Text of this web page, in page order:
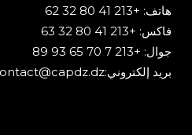
هاتف: +213 41 80 32 62
فاكس: +213 41 80 32 63
جوال: +213 7 70 65 93 89
بريد إلكتروني:contact@capdz.dz